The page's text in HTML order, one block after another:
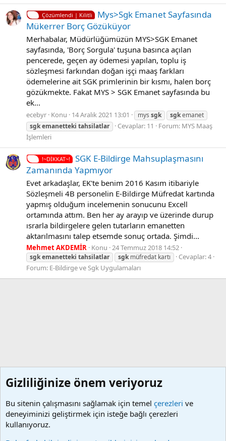
Çözümlendi | Kilitli
Mys>Sgk Emanet Sayfasında
Mükerrer Borç Gözüküyor
Merhabalar, Müdürlüğümüzün MYS>SGK Emanet
sayfasında, 'Borç Sorgula' tuşuna basınca açılan
pencerede, geçen ay ödemesi yapılan, toplu iş
sözleşmesi farkından doğan işçi maaş farkları
ödemelerine ait SGK primlerinin bir kısmı, halen borç
gözükmekte. Fakat MYS > SGK Emanet sayfasında bu
ek...
ecebyr Konu 14 Aralık 2021 13:01 mys sgk sgkemanet
sgkemanetteki tahsilatlar Cevaplar: 11 Forum: MYS Maaş
İşlemleri
!~DİKKAT~!
SGK E-Bildirge Mahsuplaşmasını
Zamanında Yapmıyor
Evet arkadaşlar, EK'te benim 2016 Kasım itibariyle
Sözleşmeli 4B personelin E-Bildirge Müfredat kartında
yapmış olduğum incelemenin sonucunu Excell
ortamında attım. Ben her ay arayıp ve üzerinde durup
ısrarla bildirgelere gelen tutarların emanetten
aktarılmasını talep etsemde sonuç ortada. Şimdi...
Mehmet AKDEMİR Konu 24 Temmuz 2018 14:52
sgkemanetteki tahsilatlar sgk müfredat kartı
Cevaplar: 4
Forum: E-Bildirge ve Sgk Uygulamaları
Gizliliğinize önem veriyoruz
Bu sitenin çalışmasını sağlamak için temel çerezleri ve
deneyiminizi geliştirmek için isteğe bağlı çerezleri
kullanıyoruz.